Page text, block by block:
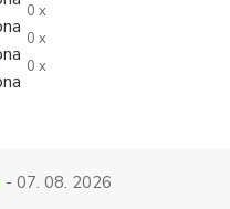
0 x
0 x
0 x
- 07. 08. 2026